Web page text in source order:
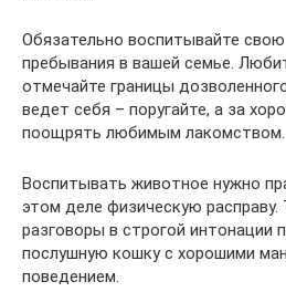
Обязательно воспитывайте
пребывания в вашей семье.
отмечайте границы
ведет себя – поругайте, а за
поощрять любимым лакомством.
Воспитывать животное нужно
этом деле физическую расправу.
разговоры в строгой интонации
послушную кошку с хорошими
поведением.